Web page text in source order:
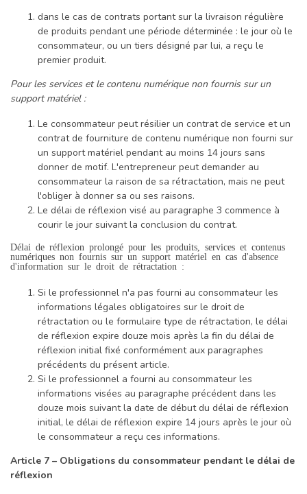
dans le cas de contrats portant sur la livraison régulière
de produits pendant une période déterminée : le jour où le
consommateur, ou un tiers désigné par lui, a reçu le
premier produit.
Pour les services et le contenu numérique non fournis sur un
support matériel :
Le consommateur peut résilier un contrat de service et un
contrat de fourniture de contenu numérique non fourni sur
un support matériel pendant au moins 14 jours sans
donner de motif. L'entrepreneur peut demander au
consommateur la raison de sa rétractation, mais ne peut
l'obliger à donner sa ou ses raisons.
Le délai de réflexion visé au paragraphe 3 commence à
courir le jour suivant la conclusion du contrat.
Délai de réflexion prolongé pour les produits, services et contenus
numériques non fournis sur un support matériel en cas d'absence
d'information sur le droit de rétractation :
Si le professionnel n'a pas fourni au consommateur les
informations légales obligatoires sur le droit de
rétractation ou le formulaire type de rétractation, le délai
de réflexion expire douze mois après la fin du délai de
réflexion initial fixé conformément aux paragraphes
précédents du présent article.
Si le professionnel a fourni au consommateur les
informations visées au paragraphe précédent dans les
douze mois suivant la date de début du délai de réflexion
initial, le délai de réflexion expire 14 jours après le jour où
le consommateur a reçu ces informations.
Article 7 – Obligations du consommateur pendant le délai de
réflexion